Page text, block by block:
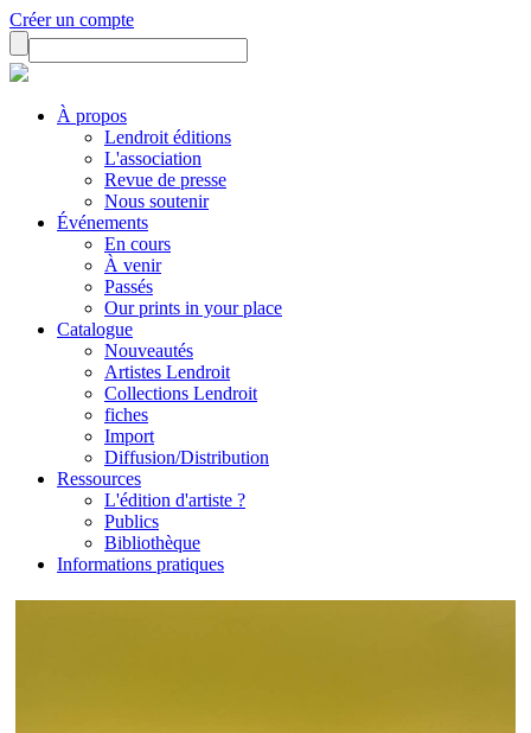
Créer un compte
À propos
Lendroit éditions
L'association
Revue de presse
Nous soutenir
Événements
En cours
À venir
Passés
Our prints in your place
Catalogue
Nouveautés
Artistes Lendroit
Collections Lendroit
fiches
Import
Diffusion/Distribution
Ressources
L'édition d'artiste ?
Publics
Bibliothèque
Informations pratiques